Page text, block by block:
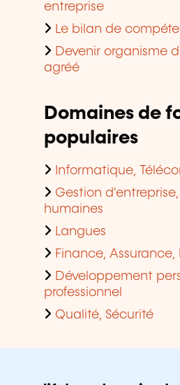
entreprise
Le bilan de
Devenir organisme
agréé
Domaines de
populaires
Informatique,
Gestion d'entreprise,
humaines
Langues
Finance, Assurance,
Développement
professionnel
Qualité, Sécurité